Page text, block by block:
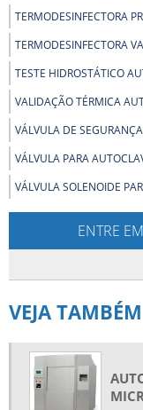
TERMODESINFECTORA
TERMODESINFECTORA
TESTE HIDROSTÁTICO
VALIDAÇÃO TÉRMICA
VÁLVULA DE
VÁLVULA PARA
VÁLVULA SOLENOIDE
ENTRE
VEJA